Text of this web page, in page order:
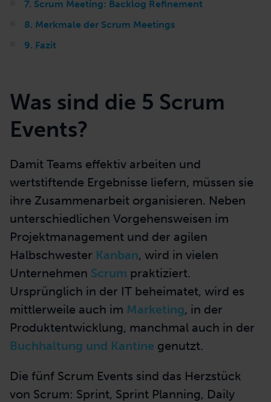
7. Scrum Meeting: Backlog Refinement
8. Merkmale der Scrum Meetings
9. Fazit
Was sind die 5 Scrum
Events?
Damit Teams effektiv arbeiten und
wertstiftende Ergebnisse liefern, müssen sie
ihre Zusammenarbeit organisieren. Neben
unterschiedlichen Vorgehensweisen im
Projektmanagement und der agilen
Halbschwester Kanban, wird in vielen
Unternehmen Scrum praktiziert.
Ursprünglich in der IT beheimatet, wird es
mittlerweile auch im Marketing, in der
Produktentwicklung, manchmal auch in der
Buchhaltung und Kantine genutzt.
Die fünf Scrum Events sind das Herzstück
von Scrum: Sprint, Sprint Planning, Daily